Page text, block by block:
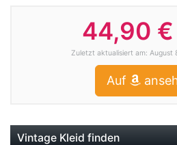
44,90 €
Zuletzt aktualisiert am: August
Auf
Vintage Kleid finden